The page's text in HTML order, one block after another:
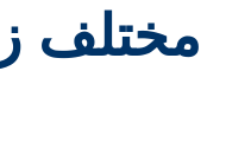
مختلف